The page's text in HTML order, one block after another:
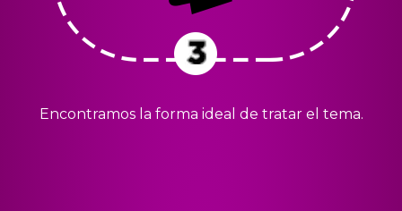
Encontramos la forma ideal de tratar el tema.